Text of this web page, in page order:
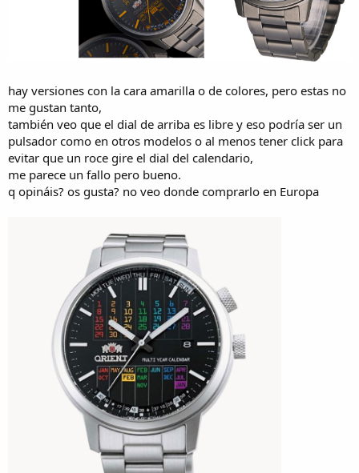
hay versiones con la cara amarilla o de colores, pero estas no
me gustan tanto,
también veo que el dial de arriba es libre y eso podría ser un
pulsador como en otros modelos o al menos tener click para
evitar que un roce gire el dial del calendario,
me parece un fallo pero bueno.
q opináis? os gusta? no veo donde comprarlo en Europa